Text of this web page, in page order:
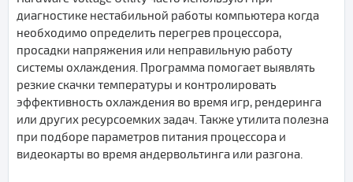
диагностике нестабильной работы компьютера когда
необходимо определить перегрев процессора,
просадки напряжения или неправильную работу
системы охлаждения. Программа помогает выявлять
резкие скачки температуры и контролировать
эффективность охлаждения во время игр, рендеринга
или других ресурсоемких задач. Также утилита полезна
при подборе параметров питания процессора и
видеокарты во время андервольтинга или разгона.